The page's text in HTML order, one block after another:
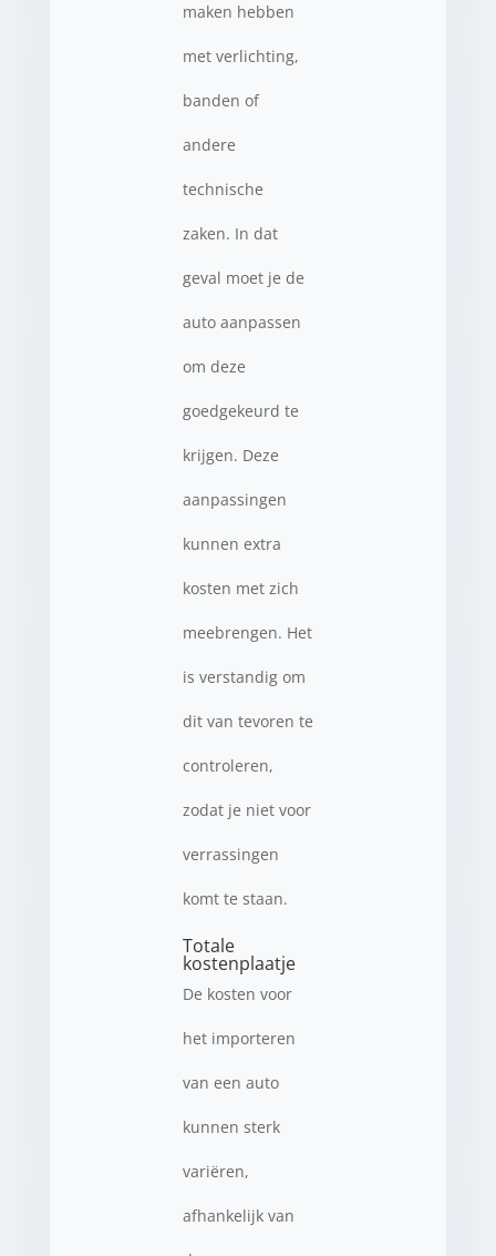
maken hebben
met verlichting,
banden of
andere
technische
zaken. In dat
geval moet je de
auto aanpassen
om deze
goedgekeurd te
krijgen. Deze
aanpassingen
kunnen extra
kosten met zich
meebrengen. Het
is verstandig om
dit van tevoren te
controleren,
zodat je niet voor
verrassingen
komt te staan.
Totale
kostenplaatje
De kosten voor
het importeren
van een auto
kunnen sterk
variëren,
afhankelijk van